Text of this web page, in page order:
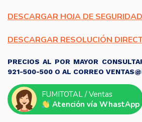
DESCARGAR HOJA DE SEGURIDAD
DESCARGAR RESOLUCIÓN
PRECIOS AL POR MAYOR
921-500-500 O AL CORREO
FUMITOTAL / Ventas
Atención vía WhastApp